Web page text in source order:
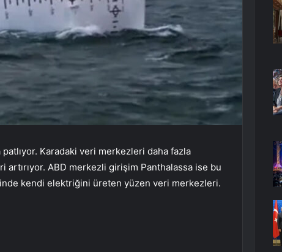
Karadaki veri merkezleri daha fazla
ABD merkezli girişim Panthalassa ise bu
kendi elektriğini üreten yüzen veri merkezleri.